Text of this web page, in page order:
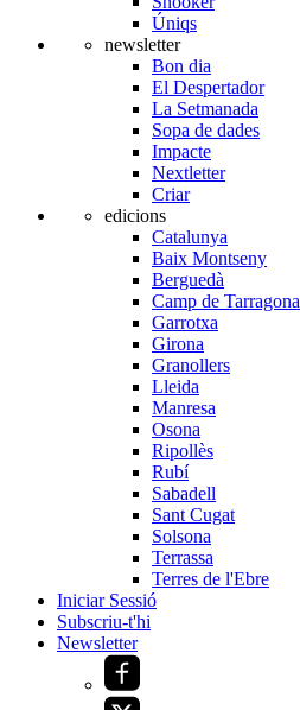
Úniqs
newsletter
Bon dia
El Despertador
La Setmanada
Sopa de dades
Impacte
Nextletter
Criar
edicions
Catalunya
Baix Montseny
Berguedà
Camp de Tarragona
Garrotxa
Girona
Granollers
Lleida
Manresa
Osona
Ripollès
Rubí
Sabadell
Sant Cugat
Solsona
Terrassa
Terres de l'Ebre
Iniciar Sessió
Subscriu-t'hi
Newsletter